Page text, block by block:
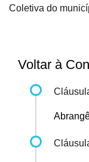
Coletiva do
Voltar à